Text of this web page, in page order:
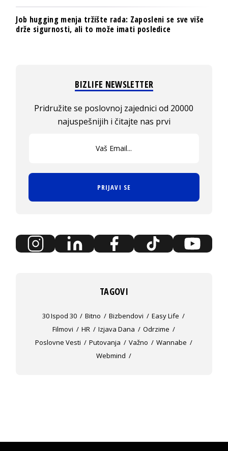
Job hugging menja tržište rada: Zaposleni se sve više
drže sigurnosti, ali to može imati posledice
BIZLIFE NEWSLETTER
Pridružite se poslovnoj zajednici od 20000
najuspešnijih i čitajte nas prvi
PRIJAVI SE
TAGOVI
30 Ispod 30 Bitno Bizbendovi
Easy Life
Filmovi
HR Izjava Dana
Odrzime
Poslovne Vesti
Putovanja Važno
Wannabe
Webmind